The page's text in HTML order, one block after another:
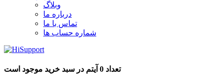
وبلاگ
درباره ما
تماس با ما
شماره حساب ها
تعداد 0 آیتم در سبد خرید موجود است